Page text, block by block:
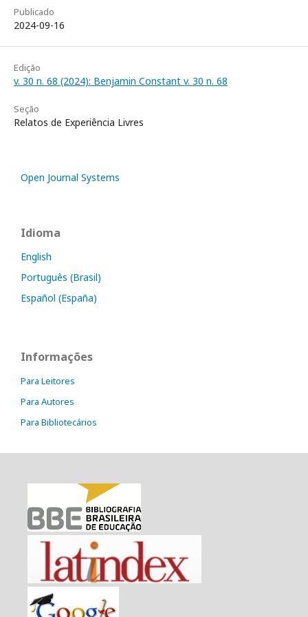
Publicado
2024-09-16
Edição
v. 30 n. 68 (2024): Benjamin Constant v. 30 n. 68
Seção
Relatos de Experiência Livres
Open Journal Systems
Idioma
English
Português (Brasil)
Español (España)
Informações
Para Leitores
Para Autores
Para Bibliotecários